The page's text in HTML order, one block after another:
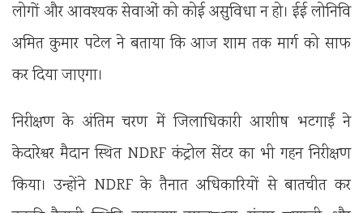
लोगों और आवश्यक सेवाओं को कोई असुविधा न हो। ईई लोनिवि
अमित कुमार पटेल ने बताया कि आज शाम तक मार्ग को साफ
कर दिया जाएगा।
निरीक्षण के अंतिम चरण में जिलाधिकारी आशीष भटगाईं ने
केदारेश्वर मैदान स्थित NDRF कंट्रोल सेंटर का भी गहन निरीक्षण
किया। उन्होंने NDRF के तैनात अधिकारियों से बातचीत कर